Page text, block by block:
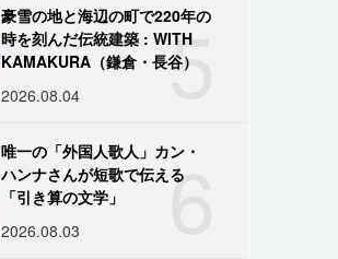
5
豪雪の地と海辺の町で220年の
時を刻んだ伝統建築 : WITH
KAMAKURA（鎌倉・長谷）
2026.08.04
6
唯一の「外国人歌人」カン・
ハンナさんが短歌で伝える
「引き算の文学」
2026.08.03